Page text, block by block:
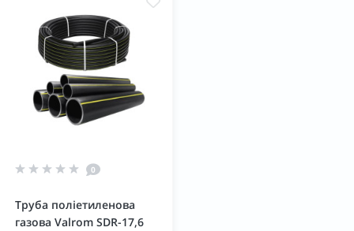
0
Труба поліетиленова
газова Valrom SDR-17,6